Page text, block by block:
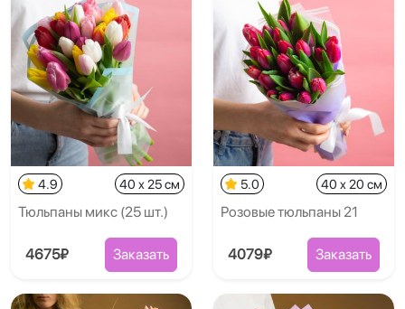
4.9 40 x 25 см
Тюльпаны микс (25 шт.)
4675₽ Заказать
5.0 40 x 20 см
Розовые тюльпаны 21
4079₽ Заказать